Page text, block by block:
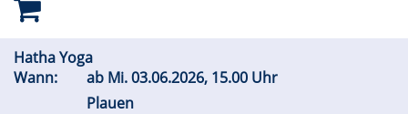
Hatha Yoga
Wann:
ab Mi.03.06.2026, 15.00 Uhr
Plauen